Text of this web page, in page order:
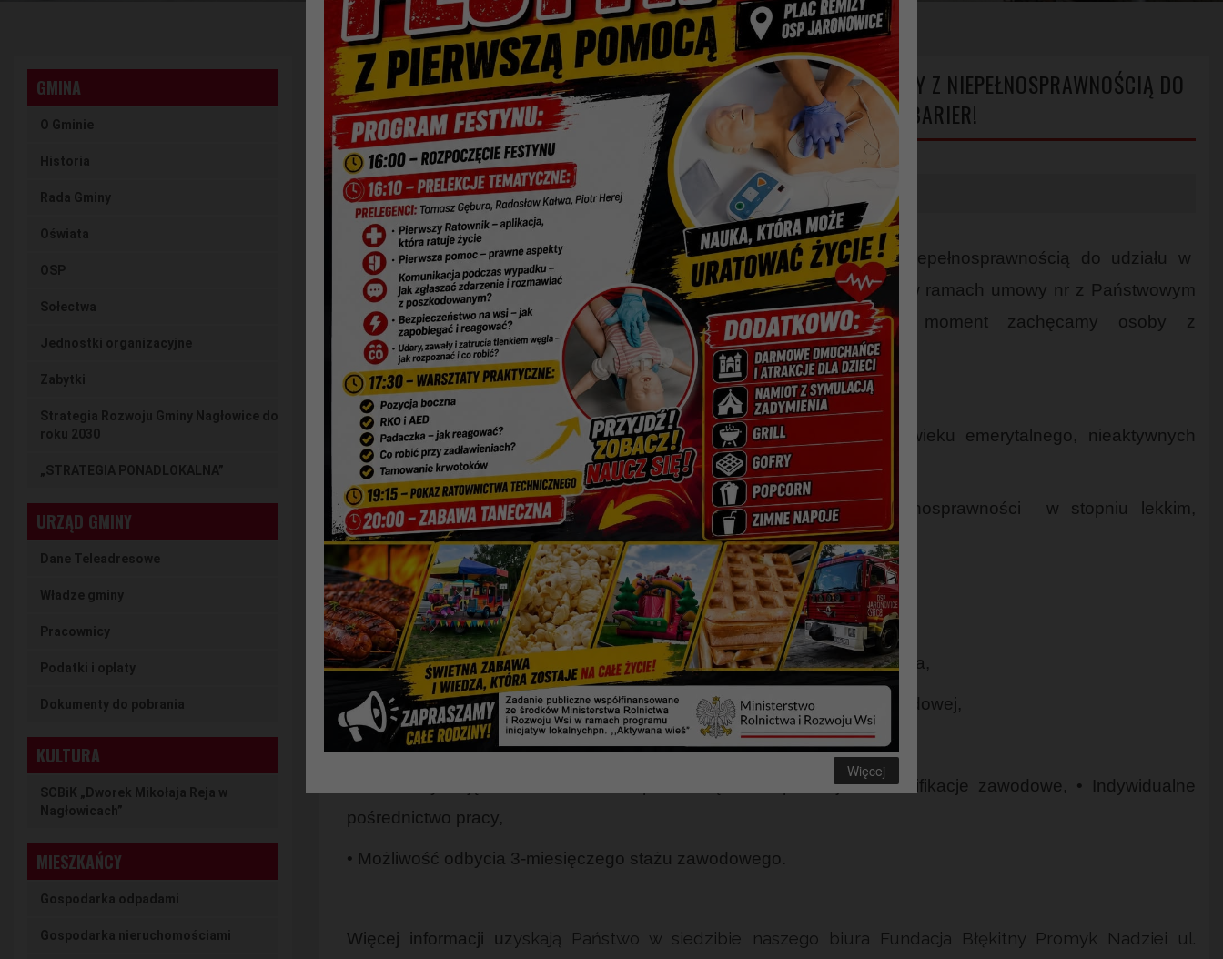
Więcej
GMINA
O Gminie
Historia
Rada Gminy
Oświata
OSP
Sołectwa
Jednostki organizacyjne
Zabytki
Strategia Rozwoju Gminy Nagłowice do
roku 2030
„STRATEGIA PONADLOKALNA”
URZĄD GMINY
Dane Teleadresowe
Władze gminy
Pracownicy
Podatki i opłaty
Dokumenty do pobrania
KULTURA
SCBiK „Dworek Mikołaja Reja w
Nagłowicach”
MIESZKAŃCY
Gospodarka odpadami
Gospodarka nieruchomościami
FUNDACJA BŁĘKITNY PROMYK NADZIEI SERDECZNIE ZAPRASZA OSOBY Z NIEPEŁNOSPRAWNOŚCIĄ DO
UDZIAŁU W PROJEKCIE PN. ,,SIĘGAMY PO SUKCES. AKTYWNI MIMO BARIER!
Czytaj artykuł (lektor) Drukuj stronę Wyświetl stronę w formacie PDF
2 czerwca 2025
Fundacja Błękitny Promyk Nadziei serdecznie zaprasza osoby z niepełnosprawnością do udziału w
projekcie pn. ,,Sięgamy po sukces. Aktywni mimo barier! – edycja 4” w ramach umowy nr z Państwowym
Funduszem Rehabilitacji Osób Niepełnosprawnych. Na ten moment zachęcamy osoby z
niepełnosprawnością do udziału w szkoleniu PRACOWNIK OCHRONY!!!
Projekt skierowany do:
• osób z niepełnosprawnością od 18 roku życia do osiągnięcia wieku emerytalnego, nieaktywnych
zawodowo, poszukujących pracy,
•osób bezrobotnychposiadających aktualne orzeczenie o niepełnosprawności w stopniu lekkim,
umiarkowanym lub znacznym,
• zamieszkujące teren województwa świętokrzyskiego.
W ramach projektu oferujemy :
• Doradztwo zawodowe z opracowaniem Indywidualnego Planu Działania,
• Opracowanie i wdrożenie Indywidualnego Planu Drogi Życiowej i Zawodowej,
• Poradnictwo psychologiczne, • Poradnictwo terapeutyczne,
• Warsztaty zajęciowe, • Szkolenia podnoszące kompetencje i kwalifikacje zawodowe, • Indywidualne
pośrednictwo pracy,
• Możliwość odbycia 3-miesięczego stażu zawodowego.
Więcej informacji uzyskają Państwo w siedzibie naszego biura Fundacja Błękitny Promyk Nadziei ul.